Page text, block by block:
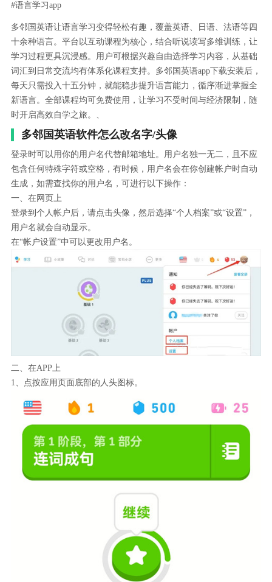
#语言学习app
多邻国英语让语言学习变得轻松有趣，覆盖英语、日语、法语等四
十余种语言。平台以互动课程为核心，结合听说读写多维训练，让
学习过程更具沉浸感。用户可根据兴趣自由选择学习内容，从基础
词汇到日常交流均有体系化课程支持。多邻国英语app下载安装后，
每天只需投入十五分钟，就能稳步提升语言能力，循序渐进掌握全
新语言。全部课程均可免费使用，让学习不受时间与经济限制，随
时开启高效自学之旅。、
多邻国英语软件怎么改名字/头像
登录时可以用你的用户名代替邮箱地址。用户名独一无二，且不应
包含任何特殊字符或空格，有时候，用户名会在你创建帐户时自动
生成，如需查找你的用户名，可进行以下操作：
一、在网页上
登录到个人帐户后，请点击头像，然后选择“个人档案”或“设置”，
用户名就会自动显示。
在“帐户设置”中可以更改用户名。
二、在APP上
1、点按应用页面底部的人头图标。